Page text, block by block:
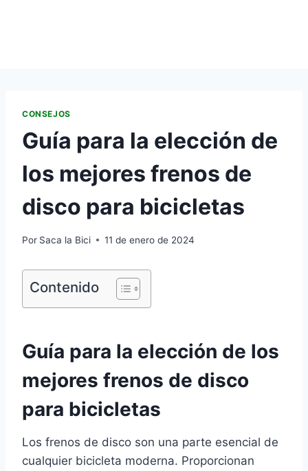
CONSEJOS
Guía para la elección de
los mejores frenos de
disco para bicicletas
Por Saca la Bici 11 de enero de 2024
Contenido
Guía para la elección de los
mejores frenos de disco
para bicicletas
Los frenos de disco son una parte esencial de
cualquier bicicleta moderna. Proporcionan